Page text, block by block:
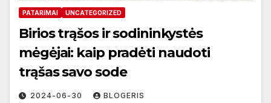
PATARIMAI UNCATEGORIZED
Birios trąšos ir sodininkystės
mėgėjai: kaip pradėti naudoti
trąšas savo sode
2024-06-30 BLOGERIS